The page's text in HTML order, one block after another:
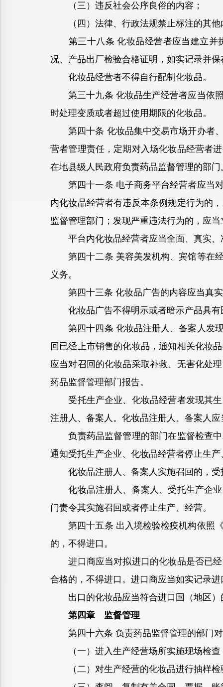
（三）违反社会公序良俗的内容；
（四）法律、行政法规禁止标注的其他
第三十八条 化妆品经营者应当建立并
况、产品出厂检验合格证明，如实记录并
化妆品经营者不得自行配制化妆品。
第三十九条 化妆品生产经营者应当依照
时处理变质或者超过使用期限的化妆品。
第四十条 化妆品集中交易市场开办者、
营者管理责任，定期对入场化妆品经营者
在地县级人民政府负责药品监督管理的部门
第四十一条 电子商务平台经营者应当对
内化妆品经营者有违反本条例规定行为的
监督管理部门；发现严重违法行为的，应
平台内化妆品经营者应当全面、真实、
第四十二条 美容美发机构、宾馆等在经
义务。
第四十三条 化妆品广告的内容应当真
化妆品广告不得明示或者暗示产品具有
第四十四条 化妆品注册人、备案人发现
回已经上市销售的化妆品，通知相关化妆
应当对召回的化妆品采取补救、无害化处
药品监督管理部门报告。
受托生产企业、化妆品经营者发现其生
注册人、备案人。化妆品注册人、备案人
负责药品监督管理的部门在监督检查中
通知受托生产企业、化妆品经营者停止生产
化妆品注册人、备案人实施召回的，受
化妆品注册人、备案人、受托生产企业
门责令其实施召回或者停止生产、经营。
第四十五条 出入境检验检疫机构依照《
的，不得进口。
进口商应当对拟进口的化妆品是否已经
合格的，不得进口。进口商应当如实记录
出口的化妆品应当符合进口国（地区）
第四章 监督管理
第四十六条 负责药品监督管理的部门对
（一）进入生产经营场所实施现场检查
（二）对生产经营的化妆品进行抽样检